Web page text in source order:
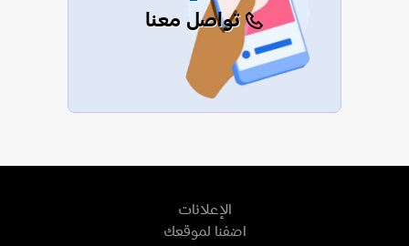
تواصل معنا
الإعلانات
اضفنا لموقعك